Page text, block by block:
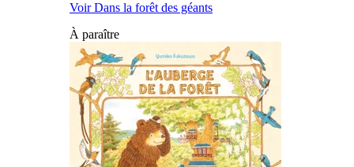
Voir Dans la forêt des géants
À paraître